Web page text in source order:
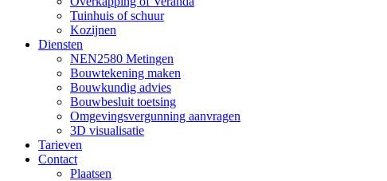
Tuinhuis of schuur
Kozijnen
Diensten
NEN2580 Metingen
Bouwtekening maken
Bouwkundig advies
Bouwbesluit toetsing
Omgevingsvergunning aanvragen
3D visualisatie
Tarieven
Contact
Plaatsen